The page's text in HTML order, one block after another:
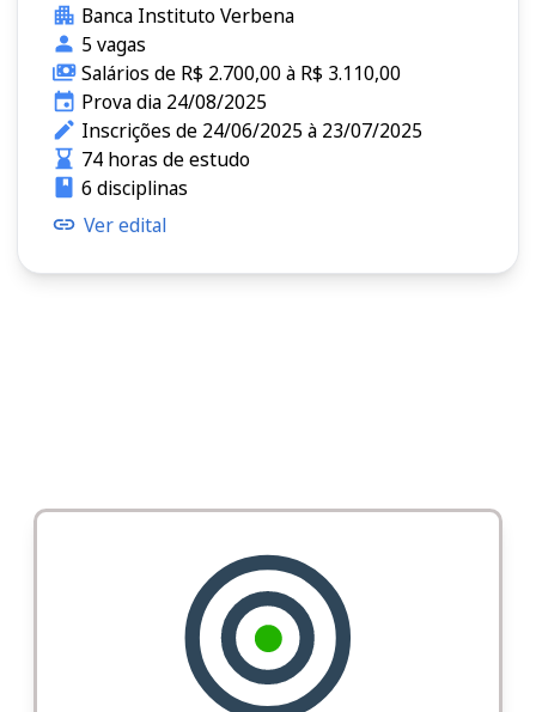
Banca Instituto Verbena
5 vagas
Salários de R$ 2.700,00 à R$ 3.110,00
Prova dia 24/08/2025
Inscrições de 24/06/2025 à 23/07/2025
74 horas de estudo
6 disciplinas
Ver edital